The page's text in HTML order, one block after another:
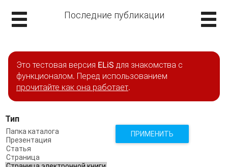
Последние публикации
Это тестовая версия ELiS для знакомства с
функционалом. Перед использованием
прочитайте как она работает.
Тип
ПРИМЕНИТЬ